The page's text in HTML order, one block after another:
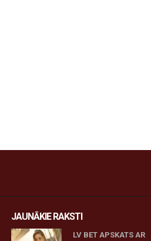
JAUNĀKIE RAKSTI
LV BET APSKATS AR